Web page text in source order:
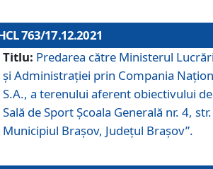
763/17.12.2021
Titlu: Predarea către Ministerul
și Administrației prin Compania
S.A., a terenului aferent obiectivului
Sală de Sport Școala Generală nr. 4,
Municipiul Brașov, Județul Brașov”.